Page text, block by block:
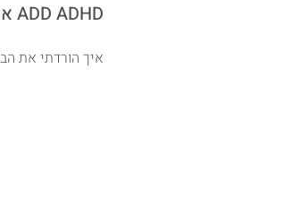
אתגרי קשב וריכוז ADD ADHD
איך הורדתי את